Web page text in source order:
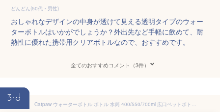
どんどん(50代・男性)
おしゃれなデザインの中身が透けて見える透明タイプのウォー
ターボトルはいかがでしょうか？外出先など手軽に飲めて、耐
熱性に優れた携帯用クリアボトルなので、おすすめです。
全てのおすすめコメント（3件）
3rd
Catpaw ウォーターボトル ボトル 水筒 400/550/700ml 広口ペットボトル 超軽量 耐冷耐熱 携帯便利 漏れ防止 BPAフリー 男女兼用 大人 子ども クリアボトル スポーツ (700ml, 緑)